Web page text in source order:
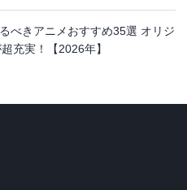
べきアニメおすすめ35選 オリジ
充実！【2026年】